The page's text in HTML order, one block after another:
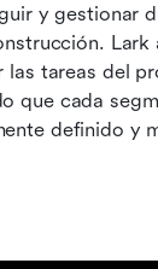
y gestionar
Lark
las tareas del
que cada
definido y